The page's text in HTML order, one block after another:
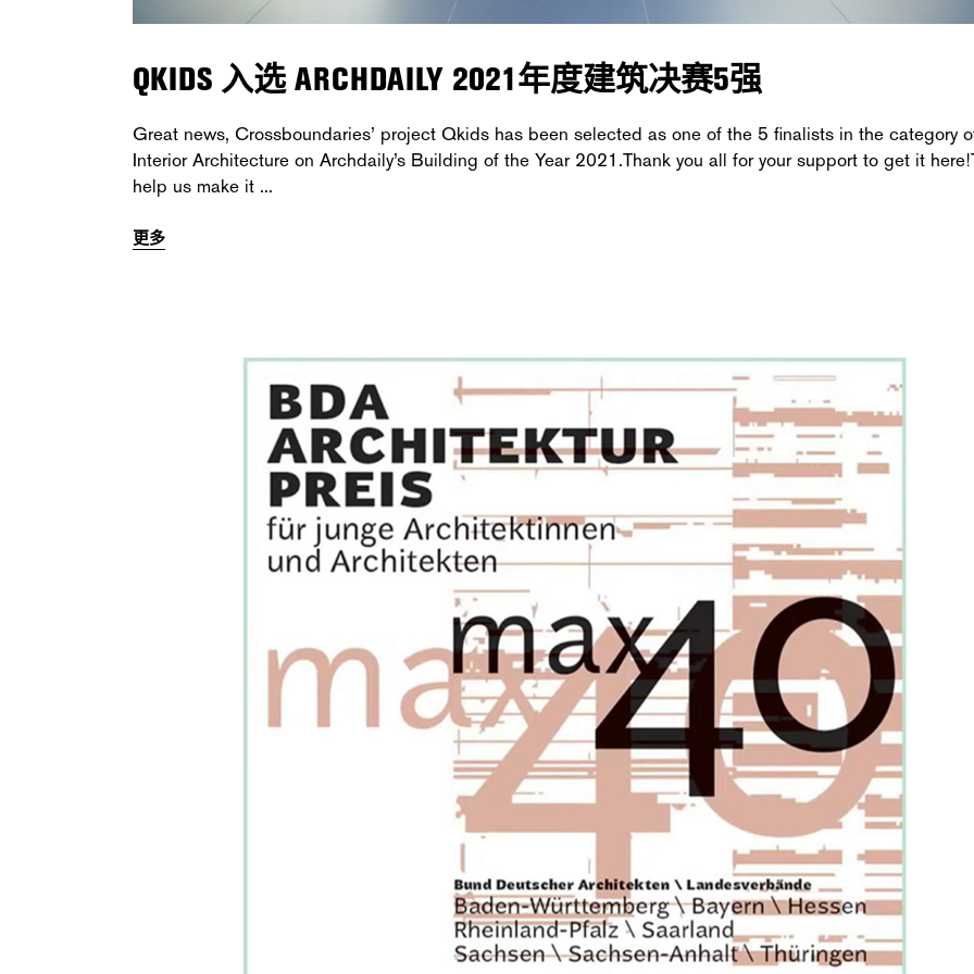
QKIDS 入选 ARCHDAILY 2021年度建筑决赛5强
Great news, Crossboundaries’ project Qkids has been selected as one of the 5 finalists in the category
Interior Architecture on Archdaily’s Building of the Year 2021.Thank you all for your support to get it
help us make it
更多